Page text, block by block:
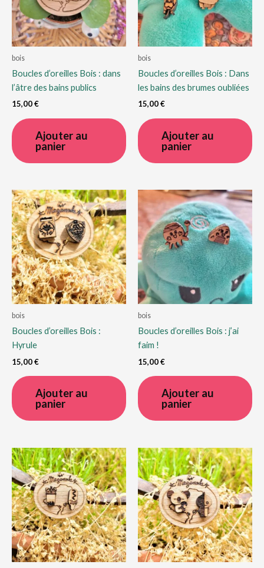
bois
Boucles d’oreilles Bois : dans
l’âtre des bains publics
15,00€
Ajouter au
panier
bois
Boucles d’oreilles Bois : Dans
les bains des brumes oubliées
15,00€
Ajouter au
panier
bois
Boucles d’oreilles Bois :
Hyrule
15,00€
Ajouter au
panier
bois
Boucles d’oreilles Bois : j’ai
faim !
15,00€
Ajouter au
panier